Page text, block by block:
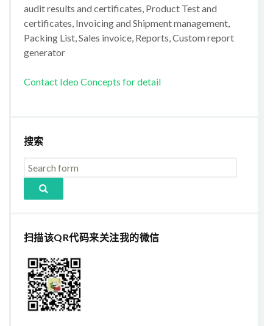
audit results and certificates, Product Test and
certificates, Invoicing and Shipment management,
Packing List, Sales invoice, Reports, Custom report
generator
Contact Ideo Concepts for detail
搜索
扫描该QR代码来关注我的微信